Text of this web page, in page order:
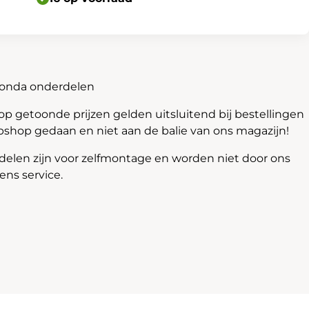
onderdelen
getoonde prijzen gelden uitsluitend bij bestellingen
gedaan en niet aan de balie van ons magazijn!
zijn voor zelfmontage en worden niet door ons
service.